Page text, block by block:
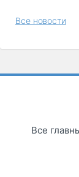
Все новости
Все